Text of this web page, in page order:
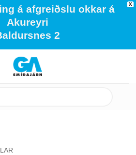
X
á afgreiðslu okkar á
Akureyri
2